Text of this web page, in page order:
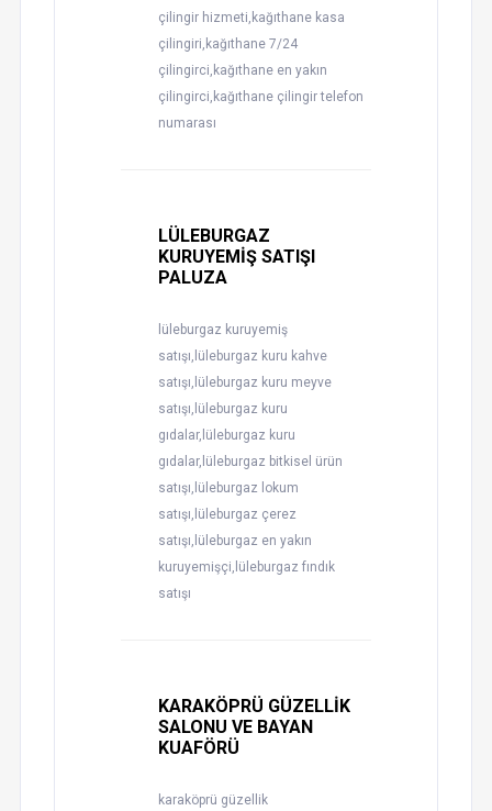
çilingir hizmeti,kağıthane kasa
çilingiri,kağıthane 7/24
çilingirci,kağıthane en yakın
çilingirci,kağıthane çilingir telefon
numarası
LÜLEBURGAZ
KURUYEMİŞ SATIŞI
PALUZA
lüleburgaz kuruyemiş
satışı,lüleburgaz kuru kahve
satışı,lüleburgaz kuru meyve
satışı,lüleburgaz kuru
gıdalar,lüleburgaz kuru
gıdalar,lüleburgaz bitkisel ürün
satışı,lüleburgaz lokum
satışı,lüleburgaz çerez
satışı,lüleburgaz en yakın
kuruyemişçi,lüleburgaz fındık
satışı
KARAKÖPRÜ GÜZELLİK
SALONU VE BAYAN
KUAFÖRÜ
karaköprü güzellik